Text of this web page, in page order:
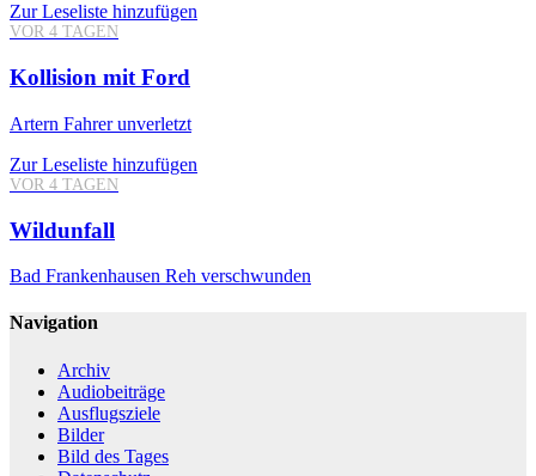
Zur Leseliste hinzufügen
VOR 4 TAGEN
Kollision mit Ford
Artern Fahrer unverletzt
Zur Leseliste hinzufügen
VOR 4 TAGEN
Wildunfall
Bad Frankenhausen Reh verschwunden
Navigation
Archiv
Audiobeiträge
Ausflugsziele
Bilder
Bild des Tages